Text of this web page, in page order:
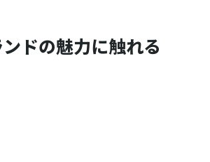
ドの魅力に触れる